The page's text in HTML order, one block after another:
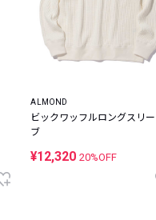
ALMOND
ビックワッフルロングスリー
ブ
¥12,32020%OFF